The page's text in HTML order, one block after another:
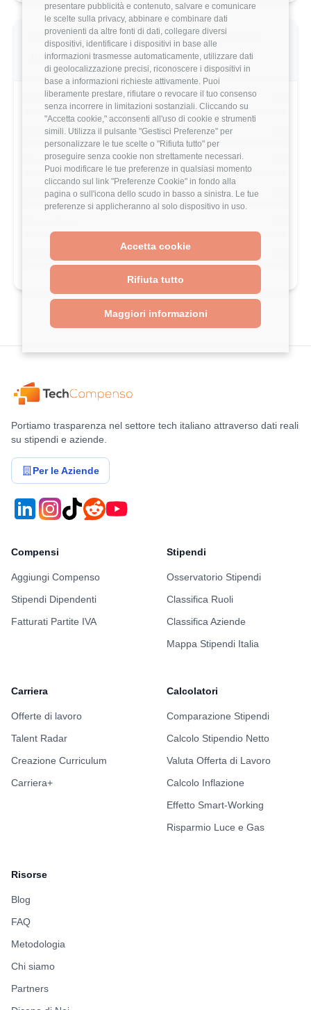
presentare pubblicità e contenuto, salvare e comunicare
le scelte sulla privacy, abbinare e combinare dati
provenienti da altre fonti di dati, collegare diversi
dispositivi, identificare i dispositivi in base alle
informazioni trasmesse automaticamente, utilizzare dati
di geolocalizzazione precisi, riconoscere i dispositivi in
base a informazioni richieste attivamente. Puoi
liberamente prestare, rifiutare o revocare il tuo consenso
senza incorrere in limitazioni sostanziali. Cliccando su
"Accetta cookie," acconsenti all'uso di cookie e strumenti
simili. Utilizza il pulsante "Gestisci Preferenze" per
personalizzare le tue scelte o "Rifiuta tutto" per
proseguire senza cookie non strettamente necessari.
Puoi modificare le tue preferenze in qualsiasi momento
cliccando sul link "Preferenze Cookie" in fondo alla
pagina o sull'icona dello scudo in basso a sinistra. Le tue
preferenze si applicheranno al solo dispositivo in uso.
Accetta cookie
Rifiuta tutto
Maggiori informazioni
Valutazione dettagliata Sourcesense di
questo utente
Work-Life Balance
Crescita Professionale
Stack Tecnologico
Benefits
Portiamo trasparenza nel settore tech italiano attraverso dati reali
su stipendi e aziende.
Per le Aziende
Compensi
Aggiungi Compenso
Stipendi Dipendenti
Fatturati Partite IVA
Stipendi
Osservatorio Stipendi
Classifica Ruoli
Classifica Aziende
Mappa Stipendi Italia
Carriera
Offerte di lavoro
Talent Radar
Creazione Curriculum
Carriera+
Calcolatori
Comparazione Stipendi
Calcolo Stipendio Netto
Valuta Offerta di Lavoro
Calcolo Inflazione
Effetto Smart-Working
Risparmio Luce e Gas
Risorse
Blog
FAQ
Metodologia
Chi siamo
Partners